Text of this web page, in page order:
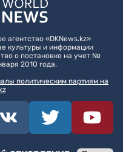
«DKNews.kz»
культуры и информации
о постановке на учет №
2010 года.
политическим партиям на